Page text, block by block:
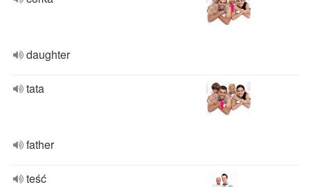
daughter
tata
father
teść